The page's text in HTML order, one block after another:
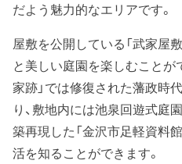
だよう魅力的なエリアです。
屋敷を公開している「武家屋
と美しい庭園を楽しむことが
家跡」では修復された藩政時
り、敷地内には池泉回遊式庭
築再現した「金沢市足軽資料
活を知ることができます。